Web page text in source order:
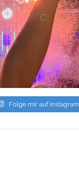
Folge mir auf Instagram